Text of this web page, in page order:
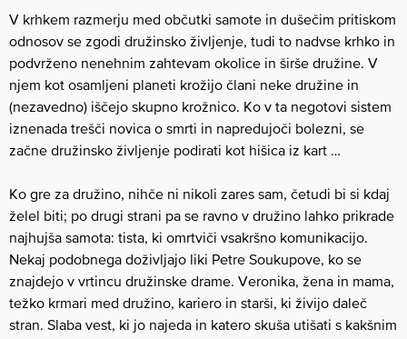
V krhkem razmerju med občutki samote in dušečim pritiskom
odnosov se zgodi družinsko življenje, tudi to nadvse krhko in
podvrženo nenehnim zahtevam okolice in širše družine. V
njem kot osamljeni planeti krožijo člani neke družine in
(nezavedno) iščejo skupno krožnico. Ko v ta negotovi sistem
iznenada trešči novica o smrti in napredujoči bolezni, se
začne družinsko življenje podirati kot hišica iz kart …
Ko gre za družino, nihče ni nikoli zares sam, četudi bi si kdaj
želel biti; po drugi strani pa se ravno v družino lahko prikrade
najhujša samota: tista, ki omrtviči vsakršno komunikacijo.
Nekaj podobnega doživljajo liki Petre Soukupove, ko se
znajdejo v vrtincu družinske drame. Veronika, žena in mama,
težko krmari med družino, kariero in starši, ki živijo daleč
stran. Slaba vest, ki jo najeda in katero skuša utišati s kakšnim